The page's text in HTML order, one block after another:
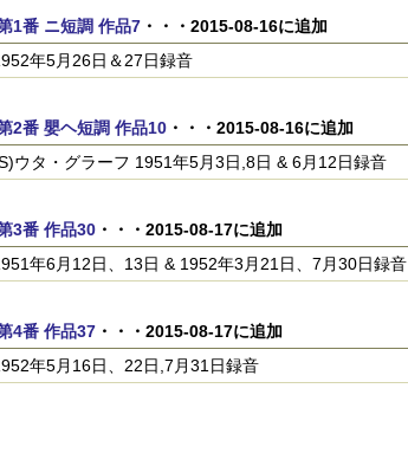
1番 ニ短調 作品7・・・2015-08-16に追加
年5月26日＆27日録音
2番 嬰ヘ短調 作品10・・・2015-08-16に追加
ウタ・グラーフ 1951年5月3日,8日 & 6月12日録音
3番 作品30・・・2015-08-17に追加
年6月12日、13日 & 1952年3月21日、7月30日録音
4番 作品37・・・2015-08-17に追加
年5月16日、22日,7月31日録音